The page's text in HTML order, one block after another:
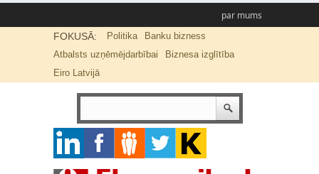
par mums
FOKUSĀ: Politika
Banku bizness
Atbalsts uzņēmējdarbībai
Biznesa izglītība
Eiro Latvijā